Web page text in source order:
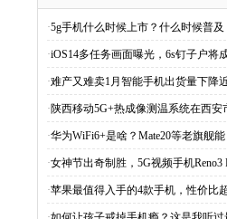
·5g手机什么时候上市？什么时候普及
·iOS14多任务画面曝光，6s钉子户将
·难产又难卖1月智能手机出货量下降
·陕西移动5G+热成像测温系统在西安
·华为WiFi6+是啥？Mate20等老旗舰能
·女神节出奇制胜，5G视频手机Reno3
·苹果最值得入手的4款手机，性价比